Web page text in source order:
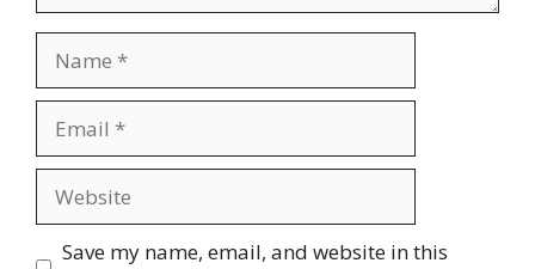
Save my name, email, and website in this